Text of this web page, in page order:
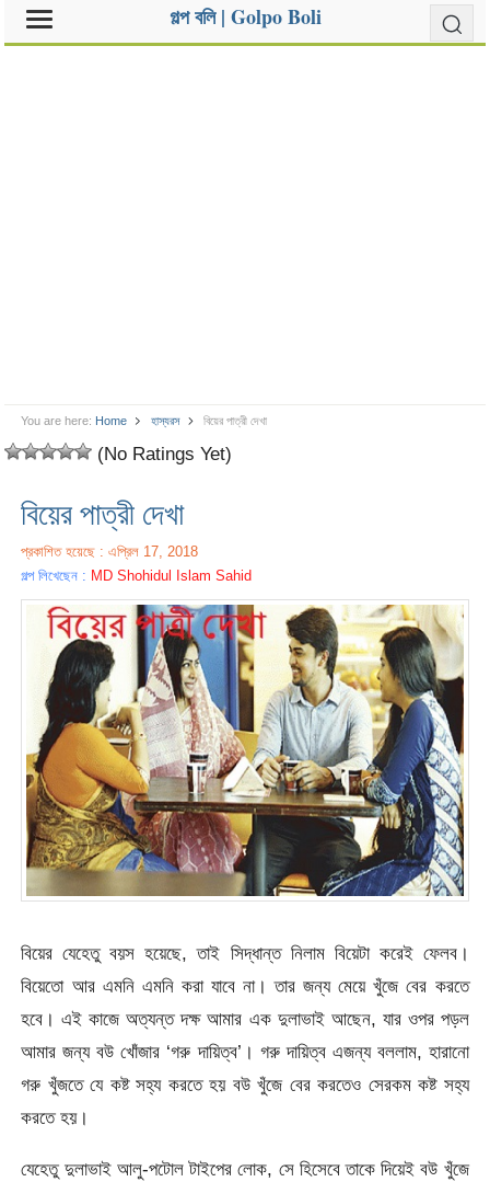
গল্প বলি | Golpo Boli
You are here: Home হাস্যরস বিয়ের পাত্রী দেখা
(No Ratings Yet)
বিয়ের পাত্রী দেখা
প্রকাশিত হয়েছে : এপ্রিল 17, 2018
গল্প লিখেছেন : MD Shohidul Islam Sahid
বিয়ের যেহেতু বয়স হয়েছে, তাই সিদ্ধান্ত নিলাম বিয়েটা করেই ফেলব।
বিয়েতো আর এমনি এমনি করা যাবে না। তার জন্য মেয়ে খুঁজে বের করতে
হবে। এই কাজে অত্যন্ত দক্ষ আমার এক দুলাভাই আছেন, যার ওপর পড়ল
আমার জন্য বউ খোঁজার ‘গরু দায়িত্ব’। গরু দায়িত্ব এজন্য বললাম, হারানো
গরু খুঁজতে যে কষ্ট সহ্য করতে হয় বউ খুঁজে বের করতেও সেরকম কষ্ট সহ্য
করতে হয়।
যেহেতু দুলাভাই আলু-পটোল টাইপের লোক, সে হিসেবে তাকে দিয়েই বউ খুঁজে